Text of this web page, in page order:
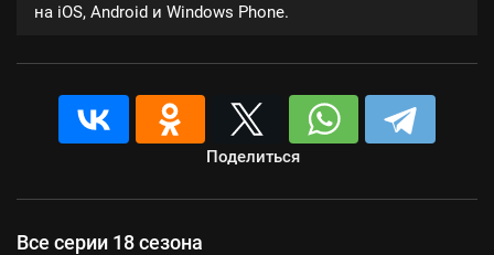
на iOS, Android и Windows Phone.
Поделиться
Все серии 18 сезона